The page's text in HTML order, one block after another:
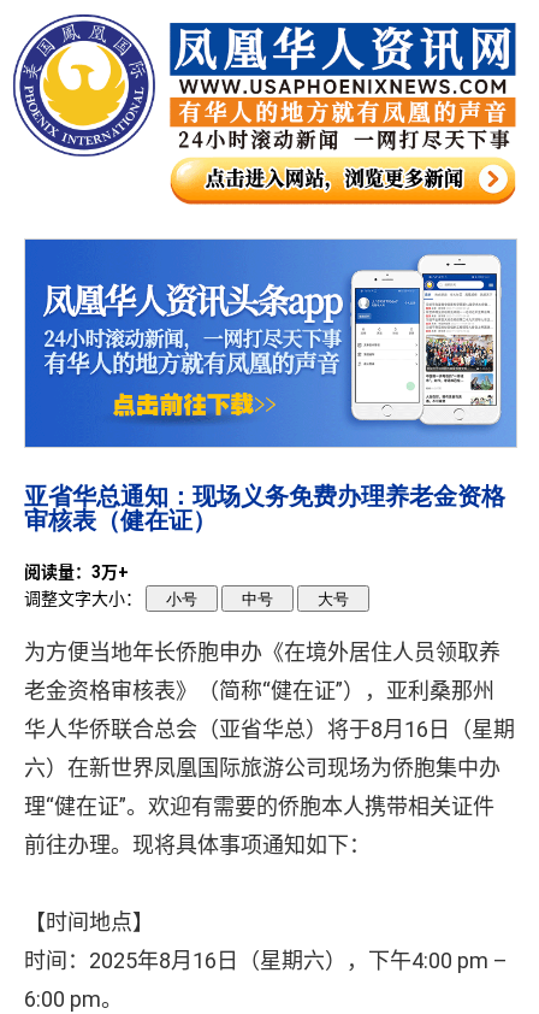
亚省华总通知：现场义务免费办理养老金资格
审核表（健在证）
阅读量：3万+
调整文字大小：
小号 中号 大号
为方便当地年长侨胞申办《在境外居住人员领取养
老金资格审核表》（简称“健在证”），亚利桑那州
华人华侨联合总会（亚省华总）将于8月16日（星期
六）在新世界凤凰国际旅游公司现场为侨胞集中办
理“健在证”。欢迎有需要的侨胞本人携带相关证件
前往办理。现将具体事项通知如下：
【时间地点】
时间：2025年8月16日（星期六），下午4:00 pm –
6:00 pm。